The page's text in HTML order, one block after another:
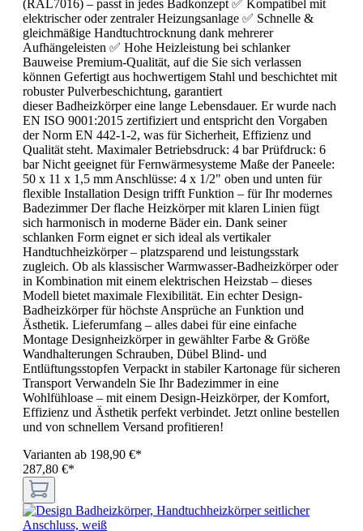
(RAL7016) – passt in jedes Badkonzept ✅ Kompatibel mit
elektrischer oder zentraler Heizungsanlage ✅ Schnelle &
gleichmäßige Handtuchtrocknung dank mehrerer
Aufhängeleisten ✅ Hohe Heizleistung bei schlanker
Bauweise Premium-Qualität, auf die Sie sich verlassen
können Gefertigt aus hochwertigem Stahl und beschichtet mit
robuster Pulverbeschichtung, garantiert
dieser Badheizkörper eine lange Lebensdauer. Er wurde nach
EN ISO 9001:2015 zertifiziert und entspricht den Vorgaben
der Norm EN 442-1-2, was für Sicherheit, Effizienz und
Qualität steht. Maximaler Betriebsdruck: 4 bar Prüfdruck: 6
bar Nicht geeignet für Fernwärmesysteme Maße der Paneele:
50 x 11 x 1,5 mm Anschlüsse: 4 x 1/2" oben und unten für
flexible Installation Design trifft Funktion – für Ihr modernes
Badezimmer Der flache Heizkörper mit klaren Linien fügt
sich harmonisch in moderne Bäder ein. Dank seiner
schlanken Form eignet er sich ideal als vertikaler
Handtuchheizkörper – platzsparend und leistungsstark
zugleich. Ob als klassischer Warmwasser-Badheizkörper oder
in Kombination mit einem elektrischen Heizstab – dieses
Modell bietet maximale Flexibilität. Ein echter Design-
Badheizkörper für höchste Ansprüche an Funktion und
Ästhetik. Lieferumfang – alles dabei für eine einfache
Montage Designheizkörper in gewählter Farbe & Größe
Wandhalterungen Schrauben, Dübel Blind- und
Entlüftungsstopfen Verpackt in stabiler Kartonage für sicheren
Transport Verwandeln Sie Ihr Badezimmer in eine
Wohlfühloase – mit einem Design-Heizkörper, der Komfort,
Effizienz und Ästhetik perfekt verbindet. Jetzt online bestellen
und von schnellem Versand profitieren!
Varianten ab 198,90 €*
287,80 €*